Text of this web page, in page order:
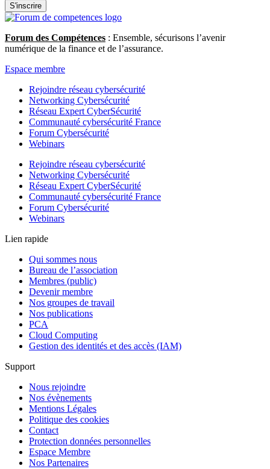
S'inscrire
Forum des Compétences : Ensemble, sécurisons l’avenir
numérique de la finance et de l’assurance.
Espace membre
Rejoindre réseau cybersécurité
Networking Cybersécurité
Réseau Expert CyberSécurité
Communauté cybersécurité France
Forum Cybersécurité
Webinars
Rejoindre réseau cybersécurité
Networking Cybersécurité
Réseau Expert CyberSécurité
Communauté cybersécurité France
Forum Cybersécurité
Webinars
Lien rapide
Qui sommes nous
Bureau de l’association
Membres (public)
Devenir membre
Nos groupes de travail
Nos publications
PCA
Cloud Computing
Gestion des identités et des accès (IAM)
Support
Nous rejoindre
Nos évènements
Mentions Légales
Politique des cookies
Contact
Protection données personnelles
Espace Membre
Nos Partenaires